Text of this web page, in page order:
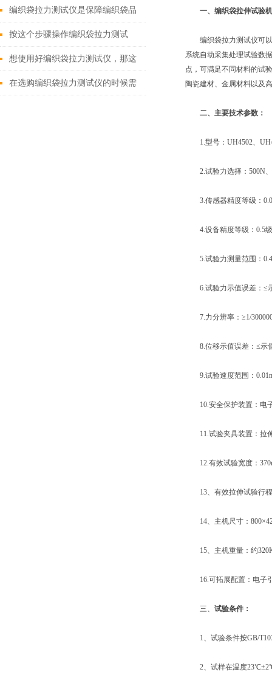
编织袋拉力测试仪是保障编织袋品
质与安全的重要工具
按这个步骤操作编织袋拉力测试
仪，既简单又安全！
想使用好编织袋拉力测试仪，那这
些工作条件要满足
在选购编织袋拉力测试仪的时候需
一、编织袋拉伸试验
编织袋拉力测试仪可以
系统自动采集处理试验数
点，可满足不同材料的试
陶瓷建材、金属材料以及
二、主要技术参数：
1.型号：UH4502、
2.试验力选择：500N、
3.传感器精度等级：
4.设备精度等级：0.5
5.试验力测量范围：
6.试验力示值误差：≤
7.力分辨率：≥1/
8.位移示值误差：≤示
9.试验速度范围：
10.安全保护装置：电子
11.试验夹具装置：拉
12.有效试验宽度：
13、有效拉伸试验行程
14、主机尺寸：
15、主机重量：约
16.可拓展配置：电子引
三、 试验条件：
1、试验条件按GB/
2、试样在温度23℃±2℃